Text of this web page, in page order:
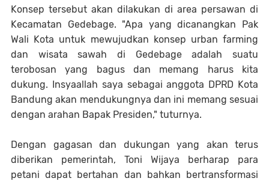
Konsep tersebut akan dilakukan di area persawan di
Kecamatan Gedebage. "Apa yang dicanangkan Pak
Wali Kota untuk mewujudkan konsep urban farming
dan wisata sawah di Gedebage adalah suatu
terobosan yang bagus dan memang harus kita
dukung. Insyaallah saya sebagai anggota DPRD Kota
Bandung akan mendukungnya dan ini memang sesuai
dengan arahan Bapak Presiden," tuturnya.
Dengan gagasan dan dukungan yang akan terus
diberikan pemerintah, Toni Wijaya berharap para
petani dapat bertahan dan bahkan bertransformasi